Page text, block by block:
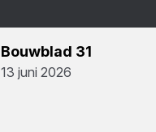
Bouw­blad 31
13 juni 2026